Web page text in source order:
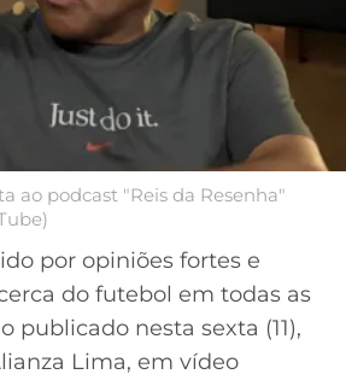
ao podcast "Reis da Resenha"
por opiniões fortes e
do futebol em todas as
publicado nesta sexta (11),
Lima, em vídeo